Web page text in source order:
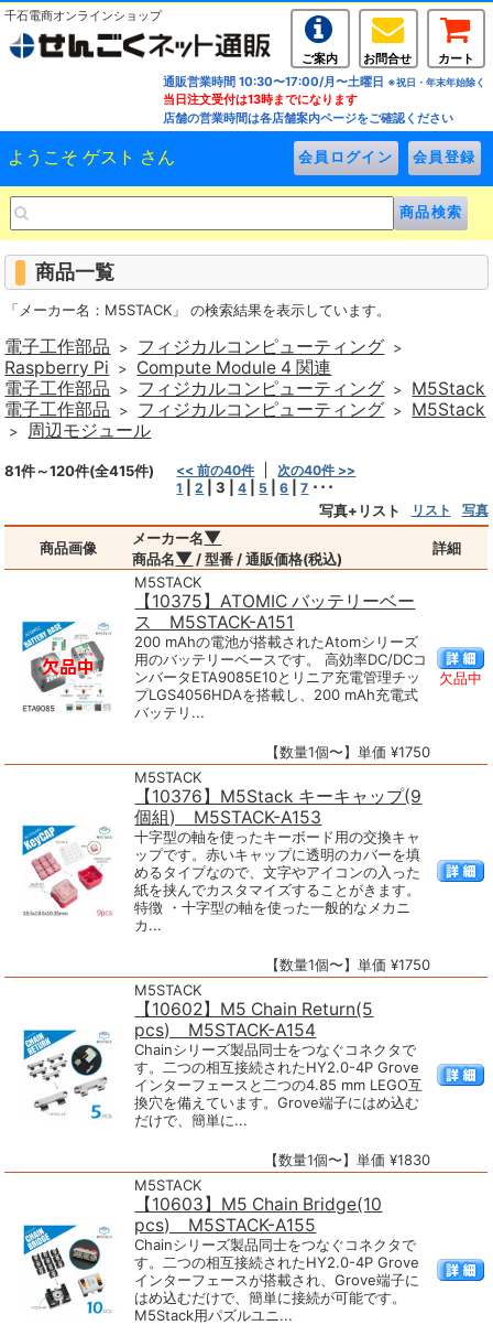
千石電商オンラインショップ
ご案内 お問合せ
カート
通販営業時間 10:30〜17:00/月〜土曜日 ※祝日・年末年始除く
当日注文受付は13時までになります
店舗の営業時間は各店舗案内ページをご確認ください
ようこそ ゲスト さん
商品一覧
「メーカー名：M5STACK」 の検索結果を表示しています。
電子工作部品 > フィジカルコンピューティング >
Raspberry Pi > Compute Module 4 関連
電子工作部品 > フィジカルコンピューティング > M5Stack
電子工作部品 > フィジカルコンピューティング > M5Stack
> 周辺モジュール
81件～120件(全415件) << 前の40件
次の40件 >>
1
|2 |3 |4 5 |6 |7 ･･･
写真+リスト
リスト 写真
商品画像
メーカー名▼
商品名▼ / 型番 / 通販価格(税込)
詳細
M5STACK
【10375】ATOMIC バッテリーベー
ス M5STACK-A151
200 mAhの電池が搭載されたAtomシリーズ
用のバッテリーベースです。 高効率DC/DCコ
ンバータETA9085E10とリニア充電管理チッ
プLGS4056HDAを搭載し、200 mAh充電式
バッテリ...
【数量1個〜】単価 ¥1750
欠品中
M5STACK
【10376】M5Stack キーキャップ(9
個組) M5STACK-A153
十字型の軸を使ったキーボード用の交換キャ
ップです。赤いキャップに透明のカバーを填
めるタイプなので、文字やアイコンの入った
紙を挟んでカスタマイズすることがきます。
特徴 ・十字型の軸を使った一般的なメカニ
カ...
【数量1個〜】単価 ¥1750
M5STACK
【10602】M5 Chain Return(5
pcs) M5STACK-A154
Chainシリーズ製品同士をつなぐコネクタで
す。二つの相互接続されたHY2.0-4P Grove
インターフェースと二つの4.85 mm LEGO互
換穴を備えています。Grove端子にはめ込む
だけで、簡単に...
【数量1個〜】単価 ¥1830
M5STACK
【10603】M5 Chain Bridge(10
pcs) M5STACK-A155
Chainシリーズ製品同士をつなぐコネクタで
す。二つの相互接続されたHY2.0-4P Grove
インターフェースが搭載され、Grove端子に
はめ込むだけで、簡単に接続が可能です。
M5Stack用パズルユニ...